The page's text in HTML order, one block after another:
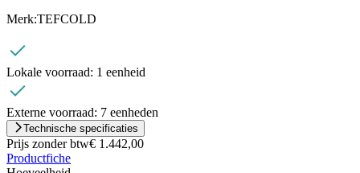
Merk:TEFCOLD
Lokale voorraad: 1 eenheid
Externe voorraad: 7 eenheden
Technische specificaties
Prijs zonder btw€ 1.442,00
Productfiche